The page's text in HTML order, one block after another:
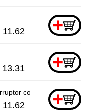
+
11.62
+
13.31
compl. +
11.62